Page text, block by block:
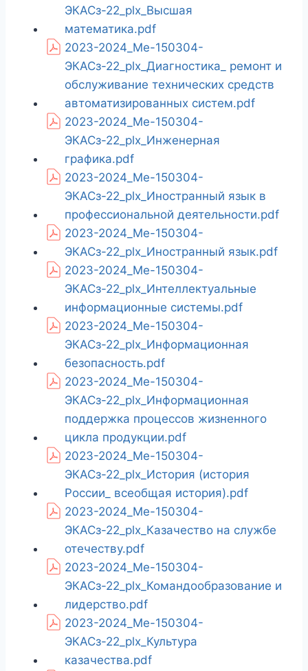
ЭКАСз-22_plx_Высшая
математика.pdf
2023-2024_Ме-150304-
ЭКАСз-22_plx_Диагностика_ ремонт и
обслуживание технических средств
автоматизированных систем.pdf
2023-2024_Ме-150304-
ЭКАСз-22_plx_Инженерная
графика.pdf
2023-2024_Ме-150304-
ЭКАСз-22_plx_Иностранный язык в
профессиональной деятельности.pdf
2023-2024_Ме-150304-
ЭКАСз-22_plx_Иностранный язык.pdf
2023-2024_Ме-150304-
ЭКАСз-22_plx_Интеллектуальные
информационные системы.pdf
2023-2024_Ме-150304-
ЭКАСз-22_plx_Информационная
безопасность.pdf
2023-2024_Ме-150304-
ЭКАСз-22_plx_Информационная
поддержка процессов жизненного
цикла продукции.pdf
2023-2024_Ме-150304-
ЭКАСз-22_plx_История (история
России_ всеобщая история).pdf
2023-2024_Ме-150304-
ЭКАСз-22_plx_Казачество на службе
отечеству.pdf
2023-2024_Ме-150304-
ЭКАСз-22_plx_Командообразование и
лидерство.pdf
2023-2024_Ме-150304-
ЭКАСз-22_plx_Культура
казачества.pdf